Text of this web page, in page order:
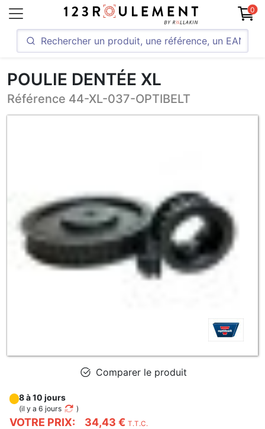
0
POULIE DENTÉE XL
Référence 44-XL-037-OPTIBELT
Comparer le produit
VOTRE PRIX: 34,43 € T.T.C.
8 à 10 jours
(il y a 6 jours )